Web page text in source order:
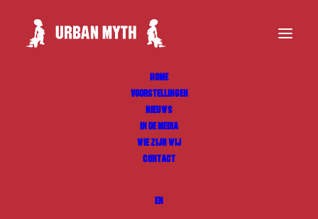
HOME
VOORSTELLINGEN
NIEUWS
IN DE MEDIA
WIE ZIJN WIJ
CONTACT
EN